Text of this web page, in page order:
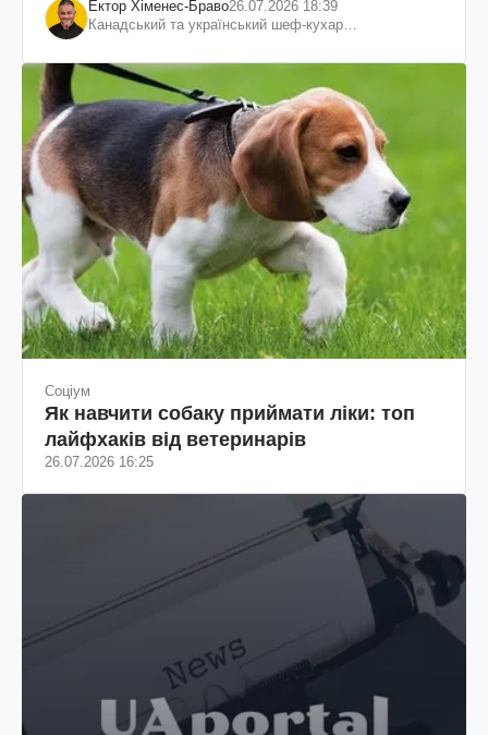
Ектор Хіменес-Браво26.07.2026 18:39
Канадський та український шеф-кухар
Соціум
Як навчити собаку приймати ліки: топ
лайфхаків від ветеринарів
26.07.2026 16:25